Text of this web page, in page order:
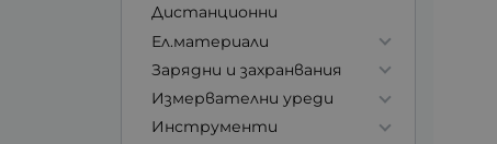
Дистанционни
Ел.материали
Зарядни и захранвания
Измервателни уреди
Инструменти